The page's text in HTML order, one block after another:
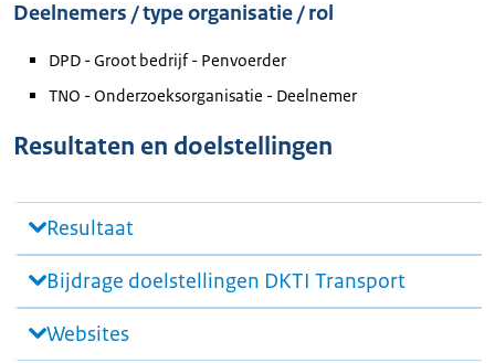
Deelnemers / type organisatie / rol
DPD - Groot bedrijf - Penvoerder
TNO - Onderzoeksorganisatie - Deelnemer
Resultaten en doelstellingen
Resultaat
Bijdrage doelstellingen DKTI Transport
Websites